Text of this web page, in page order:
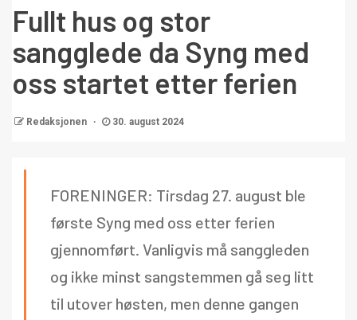
Fullt hus og stor
sangglede da Syng med
oss startet etter ferien
Redaksjonen 30. august 2024
FORENINGER: Tirsdag 27. august ble
første Syng med oss etter ferien
gjennomført. Vanligvis må sanggleden
og ikke minst sangstemmen gå seg litt
til utover høsten, men denne gangen